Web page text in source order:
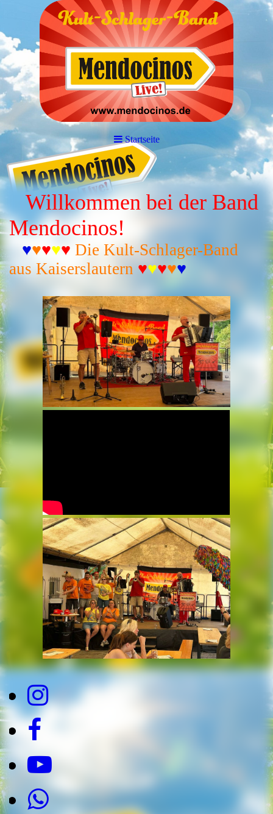
Startseite
Willkommen bei der Band
Mendocinos!
♥♥♥♥♥ Die Kult-Schlager-Band
aus Kaiserslautern ♥♥♥♥♥